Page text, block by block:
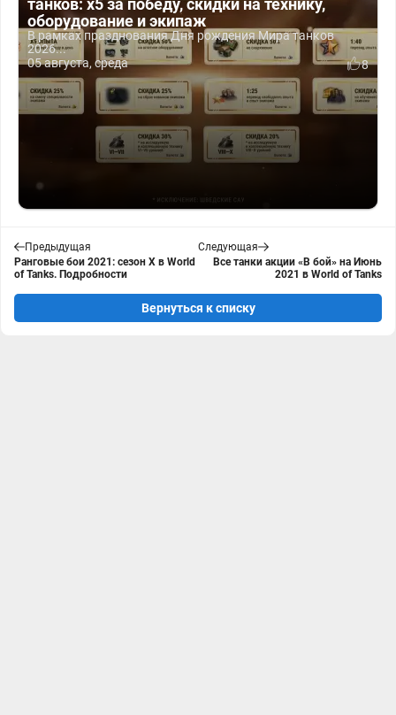
танков: x5 за победу, скидки на технику,
оборудование и экипаж
В рамках празднования Дня рождения Мира танков
2026...
05 августа, среда
8
Предыдущая
Ранговые бои 2021: сезон X в World
of Tanks. Подробности
Следующая
Все танки акции «В бой» на Июнь
2021 в World of Tanks
Вернуться к списку